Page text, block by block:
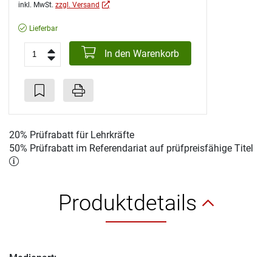
inkl. MwSt. zzgl. Versand
Lieferbar
In den Warenkorb
20% Prüfrabatt für Lehrkräfte
50% Prüfrabatt im Referendariat auf prüfpreisfähige Titel
Produktdetails